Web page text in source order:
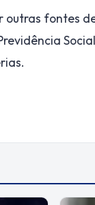
outras fontes